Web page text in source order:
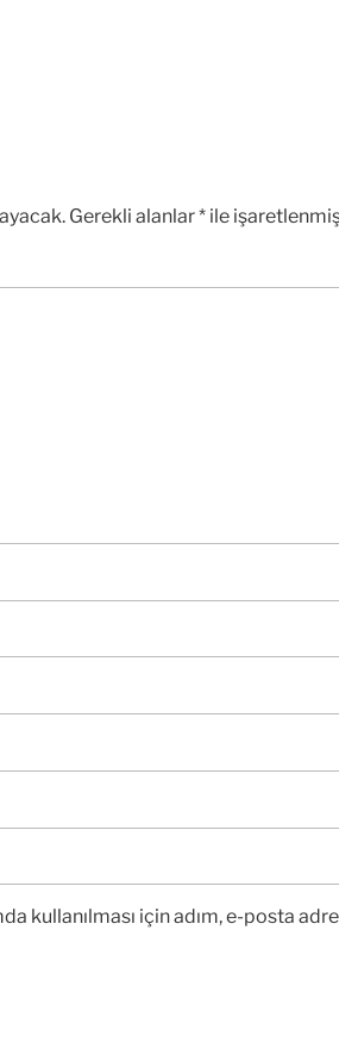
Gerekli alanlar* ile
kullanılması için adım, e-posta